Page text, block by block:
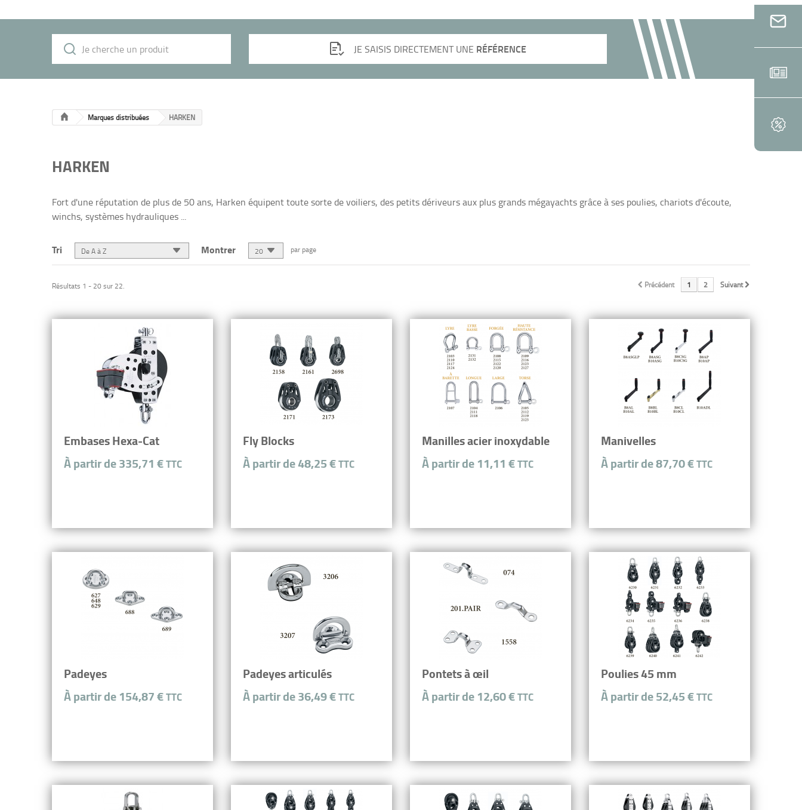
JE SAISIS DIRECTEMENT UNE RÉFÉRENCE
Marques distribuées HARKEN
HARKEN
Fort d'une réputation de plus de 50 ans, Harken équipent toute sorte de voiliers, des petits dériveurs aux plus grands mégayachts grâce à ses poulies, chariots d'écoute,
winchs, systèmes hydrauliques ...
Tri De A à Z Montrer 20 par page
Résultats 1 - 20 sur 22. Précédent 1 2 Suivant
Embases Hexa-Cat
À partir de 335,71 €TTC
Fly Blocks
À partir de 48,25 €TTC
Manilles acier inoxydable
À partir de 11,11 €TTC
Manivelles
À partir de 87,70 €TTC
Padeyes
À partir de 154,87 €TTC
Padeyes articulés
À partir de 36,49 €TTC
Pontets à œil
À partir de 12,60 €TTC
Poulies 45 mm
À partir de 52,45 €TTC